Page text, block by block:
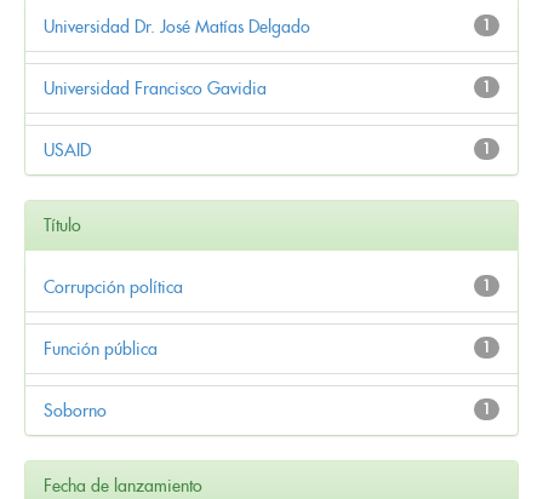
1
Universidad Dr. José Matías Delgado
1
Universidad Francisco Gavidia
1
USAID
Título
1
Corrupción política
1
Función pública
1
Soborno
Fecha de lanzamiento